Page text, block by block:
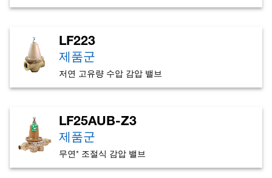
LF223
제품군
저연 고유량 수압 감압 밸브
LF25AUB-Z3
제품군
무연* 조절식 감압 밸브